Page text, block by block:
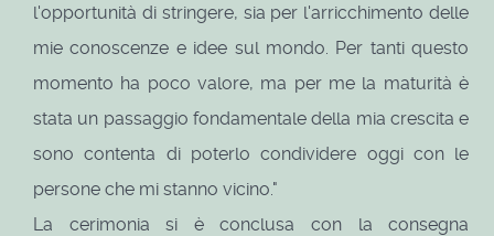
l'opportunità di stringere, sia per l'arricchimento delle
mie conoscenze e idee sul mondo. Per tanti questo
momento ha poco valore, ma per me la maturità è
stata un passaggio fondamentale della mia crescita e
sono contenta di poterlo condividere oggi con le
persone che mi stanno vicino."
La cerimonia si è conclusa con la consegna